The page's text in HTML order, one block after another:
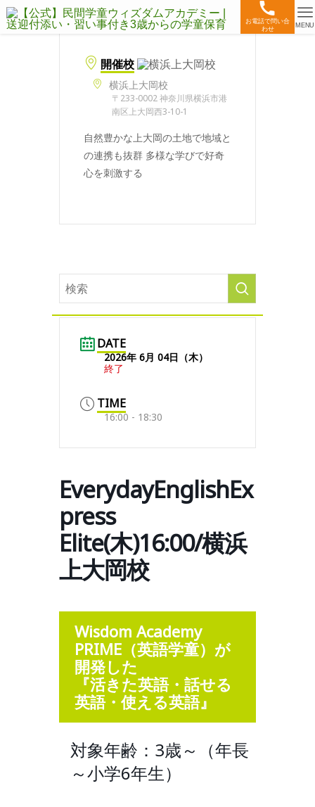
お電話で問い合
わせ
MENU
開催校
横浜上大岡校
〒233-0002 神奈川県横浜市港
南区上大岡西3-10-1
自然豊かな上大岡の土地で地域と
の連携も抜群 多様な学びで好奇
心を刺激する
DATE
2026年 6月 04日（木）
終了
TIME
16:00 - 18:30
EverydayEnglishEx
press
Elite(木)16:00/横浜
上大岡校
Wisdom Academy
PRIME（英語学童）が
開発した
『活きた英語・話せる
英語・使える英語』
対象年齢：3歳～（年長
～小学6年生）